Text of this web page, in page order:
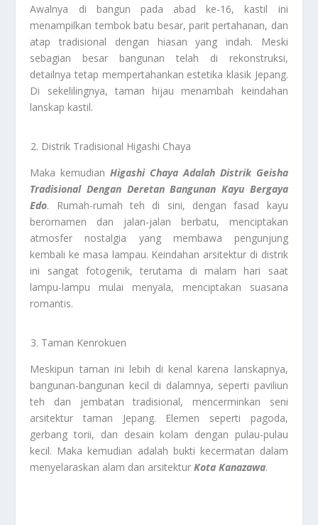
Awalnya di bangun pada abad ke-16, kastil ini
menampilkan tembok batu besar, parit pertahanan, dan
atap tradisional dengan hiasan yang indah. Meski
sebagian besar bangunan telah di rekonstruksi,
detailnya tetap mempertahankan estetika klasik Jepang.
Di sekelilingnya, taman hijau menambah keindahan
lanskap kastil.
Distrik Tradisional Higashi Chaya
Maka kemudian Higashi Chaya Adalah Distrik Geisha
Tradisional Dengan Deretan Bangunan Kayu Bergaya
Edo. Rumah-rumah teh di sini, dengan fasad kayu
berornamen dan jalan-jalan berbatu, menciptakan
atmosfer nostalgia yang membawa pengunjung
kembali ke masa lampau. Keindahan arsitektur di distrik
ini sangat fotogenik, terutama di malam hari saat
lampu-lampu mulai menyala, menciptakan suasana
romantis.
Taman Kenrokuen
Meskipun taman ini lebih di kenal karena lanskapnya,
bangunan-bangunan kecil di dalamnya, seperti paviliun
teh dan jembatan tradisional, mencerminkan seni
arsitektur taman Jepang. Elemen seperti pagoda,
gerbang torii, dan desain kolam dengan pulau-pulau
kecil. Maka kemudian adalah bukti kecermatan dalam
menyelaraskan alam dan arsitekturKota Kanazawa.